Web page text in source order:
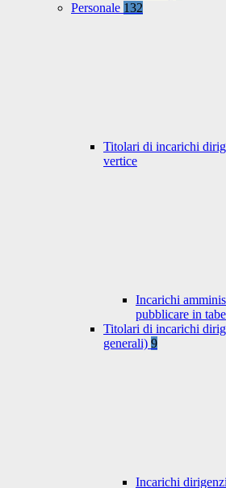
Personale 132
Titolari di incarichi
vertice
Incarichi
pubblicare in
Titolari di incarichi
generali) 9
Incarichi